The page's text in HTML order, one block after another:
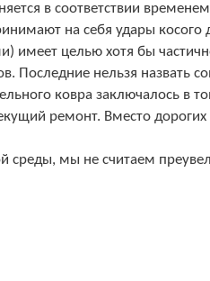
в соответствии
на себя удары
имеет целью хотя бы
нельзя назвать
ковра заключалось в
ремонт. Вместо
мы не считаем